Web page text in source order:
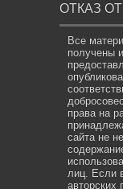
ОТКАЗ
Все
получены
права на
сайта не
лиц. Если
авторских